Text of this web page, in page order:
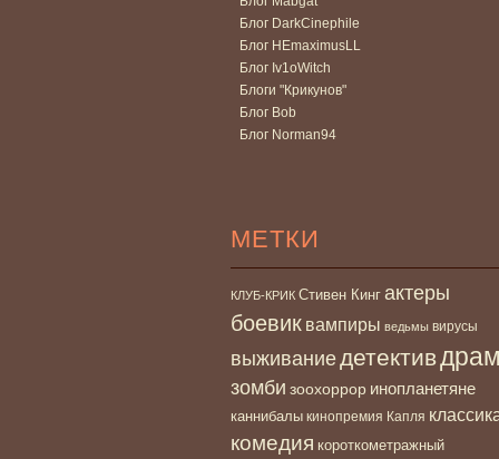
Блог DarkCinephile
Блог HEmaximusLL
Блог Iv1oWitch
Блоги "Крикунов"
Блог Bob
Блог Norman94
МЕТКИ
КЛУБ-КРИК Стивен Кинг актеры
боевик вампиры ведьмы вирусы
выживаниедетектив
зомби зоохоррор инопланетяне
каннибалы кинопремия Капля
комедия короткометражный